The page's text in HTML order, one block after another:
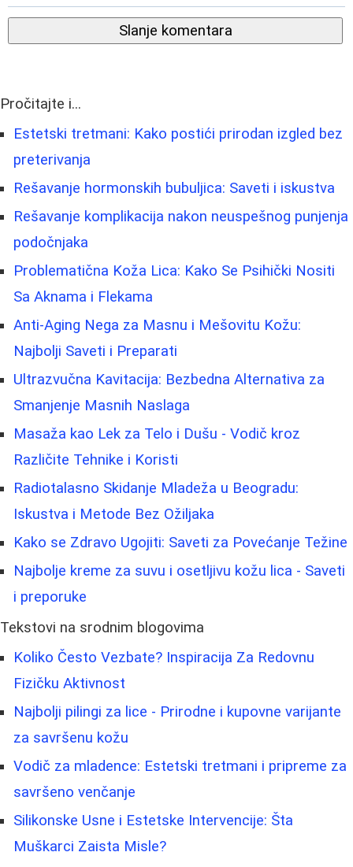
Slanje komentara
Pročitajte i...
Estetski tretmani: Kako postići prirodan izgled bez
preterivanja
Rešavanje hormonskih bubuljica: Saveti i iskustva
Rešavanje komplikacija nakon neuspešnog punjenja
podočnjaka
Problematična Koža Lica: Kako Se Psihički Nositi
Sa Aknama i Flekama
Anti-Aging Nega za Masnu i Mešovitu Kožu:
Najbolji Saveti i Preparati
Ultrazvučna Kavitacija: Bezbedna Alternativa za
Smanjenje Masnih Naslaga
Masaža kao Lek za Telo i Dušu - Vodič kroz
Različite Tehnike i Koristi
Radiotalasno Skidanje Mladeža u Beogradu:
Iskustva i Metode Bez Ožiljaka
Kako se Zdravo Ugojiti: Saveti za Povećanje Težine
Najbolje kreme za suvu i osetljivu kožu lica - Saveti
i preporuke
Tekstovi na srodnim blogovima
Koliko Često Vezbate? Inspiracija Za Redovnu
Fizičku Aktivnost
Najbolji pilingi za lice - Prirodne i kupovne varijante
za savršenu kožu
Vodič za mladence: Estetski tretmani i pripreme za
savršeno venčanje
Silikonske Usne i Estetske Intervencije: Šta
Muškarci Zaista Misle?